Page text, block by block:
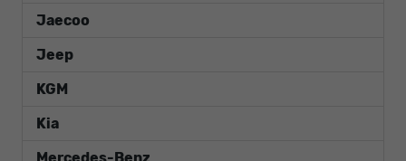
Jaecoo
Jeep
KGM
Kia
Mercedes-Benz